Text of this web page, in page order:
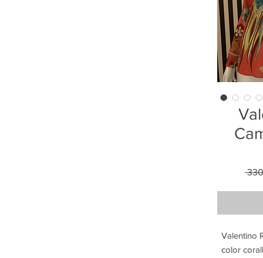
Valentino
color